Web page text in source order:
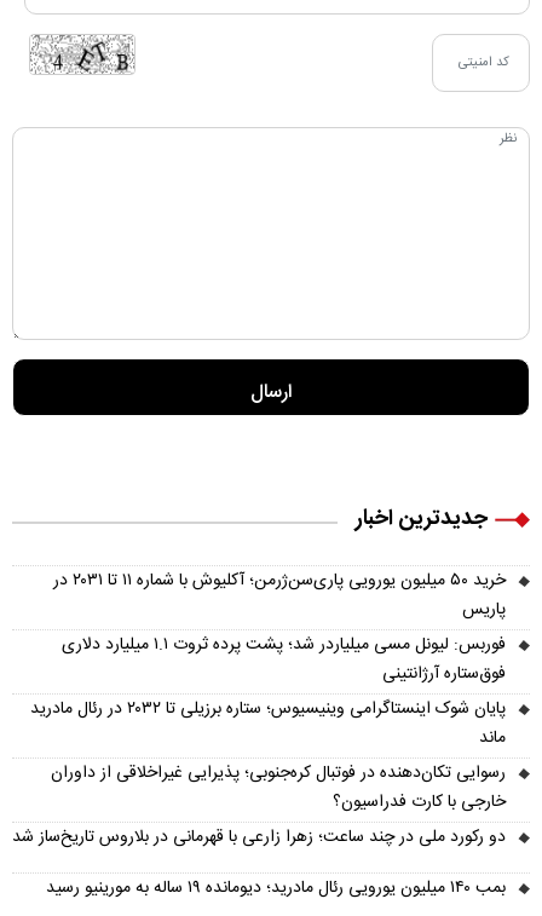
جدیدترین اخبار
خرید ۵۰ میلیون یورویی پاری‌سن‌ژرمن؛ آکلیوش با شماره ۱۱ تا ۲۰۳۱ در
پاریس
فوربس: لیونل مسی میلیاردر شد؛ پشت پرده ثروت ۱.۱ میلیارد دلاری
فوق‌ستاره آرژانتینی
پایان شوک اینستاگرامی وینیسیوس؛ ستاره برزیلی تا ۲۰۳۲ در رئال مادرید
ماند
رسوایی تکان‌دهنده در فوتبال کره‌جنوبی؛ پذیرایی غیراخلاقی از داوران
خارجی با کارت فدراسیون؟
دو رکورد ملی در چند ساعت؛ زهرا زارعی با قهرمانی در بلاروس تاریخ‌ساز شد
بمب ۱۴۰ میلیون یورویی رئال مادرید؛ دیومانده ۱۹ ساله به مورینیو رسید